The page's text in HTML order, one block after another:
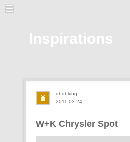
Inspirations
W+K Chrysler Spot
2011-03-24
dbdbking